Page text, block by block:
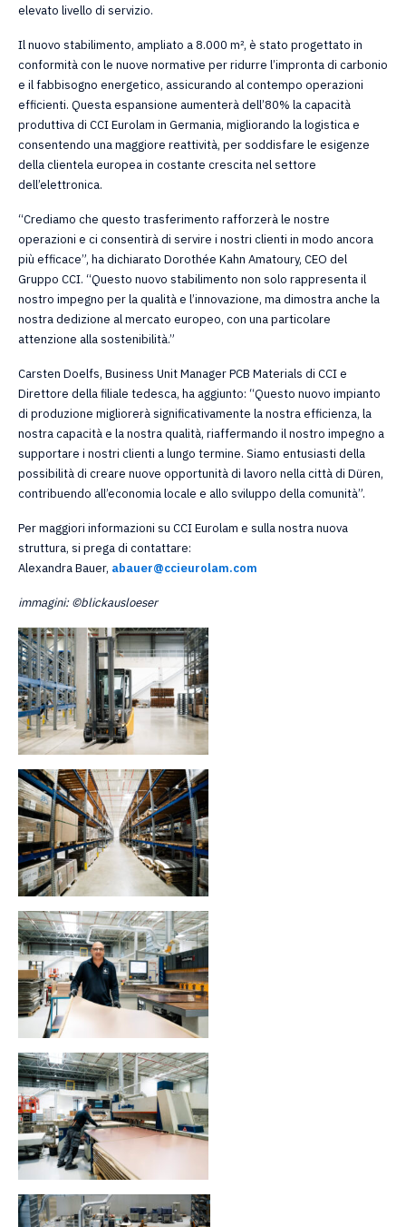
elevato livello di servizio.
Il nuovo stabilimento, ampliato a 8.000 m², è stato progettato in
conformità con le nuove normative per ridurre l’impronta di carbonio
e il fabbisogno energetico, assicurando al contempo operazioni
efficienti. Questa espansione aumenterà dell’80% la capacità
produttiva di CCI Eurolam in Germania, migliorando la logistica e
consentendo una maggiore reattività, per soddisfare le esigenze
della clientela europea in costante crescita nel settore
dell’elettronica.
“Crediamo che questo trasferimento rafforzerà le nostre
operazioni e ci consentirà di servire i nostri clienti in modo ancora
più efficace”, ha dichiarato Dorothée Kahn Amatoury, CEO del
Gruppo CCI. “Questo nuovo stabilimento non solo rappresenta il
nostro impegno per la qualità e l’innovazione, ma dimostra anche la
nostra dedizione al mercato europeo, con una particolare
attenzione alla sostenibilità.”
Carsten Doelfs, Business Unit Manager PCB Materials di CCI e
Direttore della filiale tedesca, ha aggiunto: “Questo nuovo impianto
di produzione migliorerà significativamente la nostra efficienza, la
nostra capacità e la nostra qualità, riaffermando il nostro impegno a
supportare i nostri clienti a lungo termine. Siamo entusiasti della
possibilità di creare nuove opportunità di lavoro nella città di Düren,
contribuendo all’economia locale e allo sviluppo della comunità”.
Per maggiori informazioni su CCI Eurolam e sulla nostra nuova
struttura, si prega di contattare:
Alexandra Bauer, abauer@ccieurolam.com
immagini: ©blickausloeser